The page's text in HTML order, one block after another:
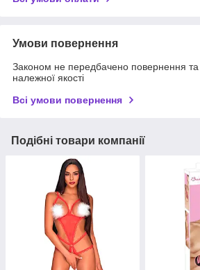
Умови повернення
Законом не передбачено повернення та
належної якості
Всі умови повернення
Подібні товари компанії